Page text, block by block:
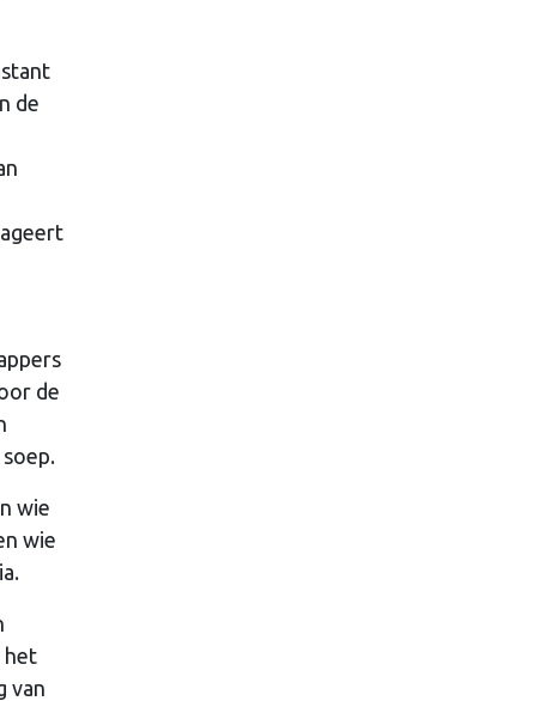
de
de
wie
wie
het
van